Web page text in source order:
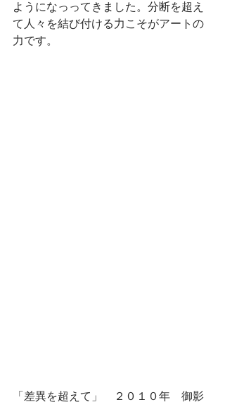
ようになっってきました。分断を超え
て人々を結び付ける力こそがアートの
力です。
「差異を超えて」　２０１０年　御影